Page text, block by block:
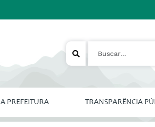
A PREFEITURA TRANSPARÊNCIA